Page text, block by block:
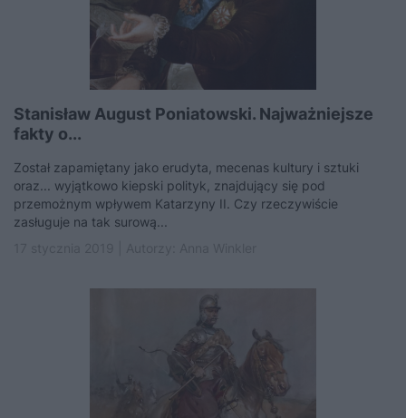
Stanisław August Poniatowski. Najważniejsze
fakty o...
Został zapamiętany jako erudyta, mecenas kultury i sztuki
oraz... wyjątkowo kiepski polityk, znajdujący się pod
przemożnym wpływem Katarzyny II. Czy rzeczywiście
zasługuje na tak surową...